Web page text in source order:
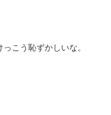
こう恥ずかしいな。